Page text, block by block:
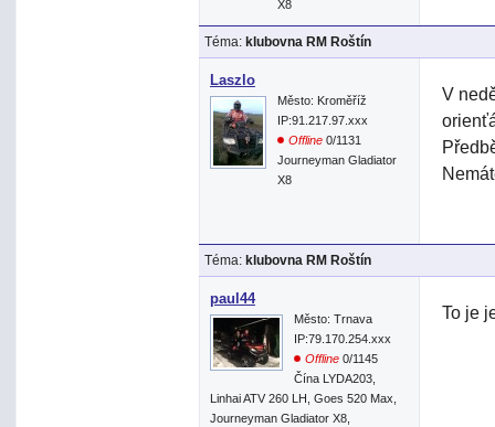
X8
Téma: klubovna RM Roštín
Laszlo
Město: Kroměříž
IP:91.217.97.xxx
Offline 0/1131
Journeyman Gladiator
X8
V
Téma: klubovna RM Roštín
paul44
Město: Trnava
IP:79.170.254.xxx
Offline 0/1145
Čína LYDA203,
Linhai ATV 260 LH, Goes 520 Max,
Journeyman Gladiator X8,
To je